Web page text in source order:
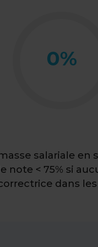
0%
salariale en
note < 75% si
dans les